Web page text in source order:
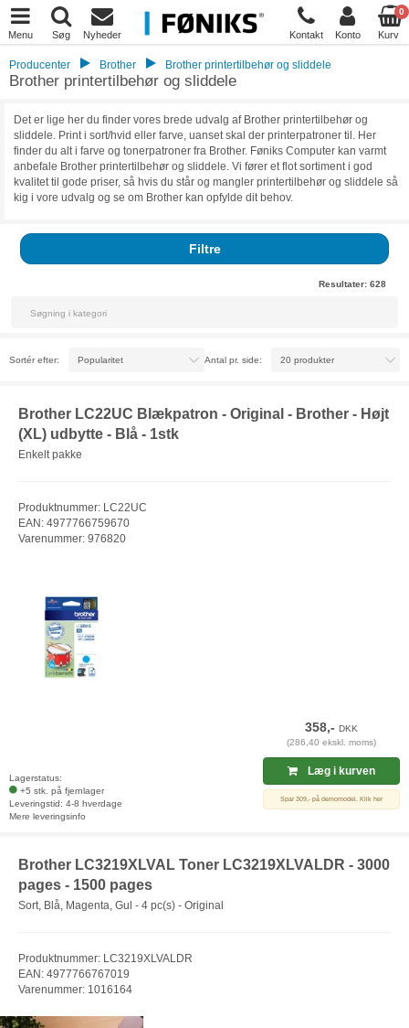
Menu Søg Nyheder Kontakt Konto
0
Kurv
Producenter Brother Brother printertilbehør og sliddele
Brother printertilbehør og sliddele
Det er lige her du finder vores brede udvalg af Brother printertilbehør og
sliddele. Print i sort/hvid eller farve, uanset skal der printerpatroner til. Her
finder du alt i farve og tonerpatroner fra Brother. Føniks Computer kan varmt
anbefale Brother printertilbehør og sliddele. Vi fører et flot sortiment i god
kvalitet til gode priser, så hvis du står og mangler printertilbehør og sliddele så
kig i vore udvalg og se om Brother kan opfylde dit behov.
Filtre
Resultater: 628
Sortér efter: Antal pr. side:
Brother LC22UC Blækpatron - Original - Brother - Højt
(XL) udbytte - Blå - 1stk
Enkelt pakke
Produktnummer: LC22UC
EAN: 4977766759670
Varenummer: 976820
Lagerstatus:
+5 stk. på fjernlager
Leveringstid: 4-8 hverdage
Mere leveringsinfo
358,-DKK
(286,40 ekskl. moms)
Læg i kurven
Spar 309,- på demomodel. Klik her
Brother LC3219XLVAL Toner LC3219XLVALDR - 3000
pages - 1500 pages
Sort, Blå, Magenta, Gul - 4 pc(s) - Original
Produktnummer: LC3219XLVALDR
EAN: 4977766767019
Varenummer: 1016164